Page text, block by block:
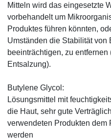
Mitteln wird das eingesetzte
vorbehandelt um
Produktes führen könnten,
Umständen die Stabilität von
beeinträchtigen, zu entfernen
Entsalzung).
Butylene Glycol:
Lösungsmittel mit
die Haut, sehr gute
verwendeten Produkten dem
werden